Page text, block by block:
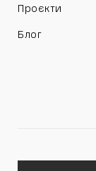
Проєкти
Блог